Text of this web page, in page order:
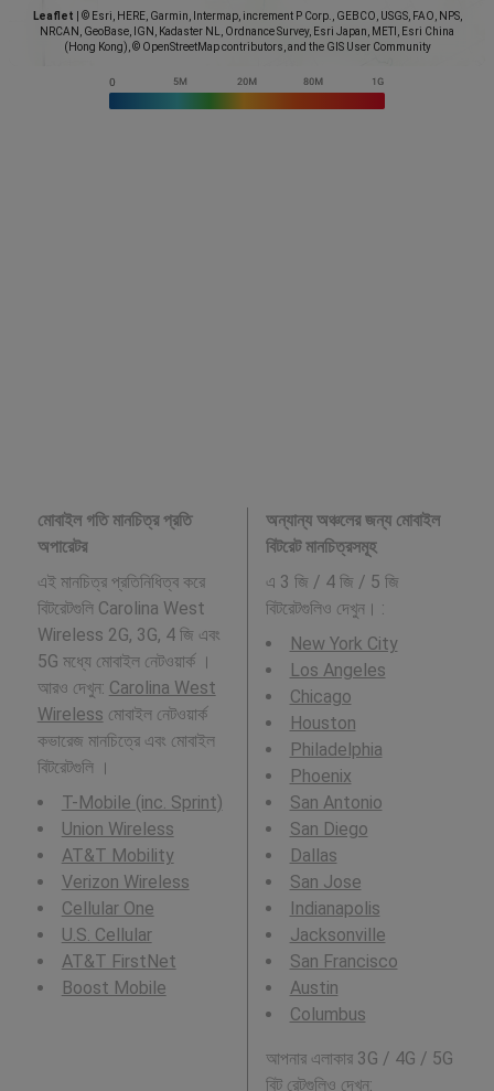
Leaflet
© Esri, HERE, Garmin, Intermap, increment P Corp., GEBCO, USGS, FAO, NPS,
NRCAN, GeoBase, IGN, Kadaster NL, Ordnance Survey, Esri Japan, METI, Esri China
(Hong Kong), © OpenStreetMap contributors, and the GIS User Community
মোবাইল গতি মানচিত্র প্রতি
অপারেটর
এই মানচিত্র প্রতিনিধিত্ব করে
বিটরেটগুলি Carolina West
Wireless 2G, 3G, 4 জি এবং
5G মধ্যে মোবাইল নেটওয়ার্ক ।
আরও দেখুন: Carolina West
Wireless মোবাইল নেটওয়ার্ক
কভারেজ মানচিত্রে এবং মোবাইল
বিটরেটগুলি ।
T-Mobile (inc. Sprint)
Union Wireless
AT&T Mobility
Verizon Wireless
Cellular One
U.S. Cellular
AT&T FirstNet
Boost Mobile
অন্যান্য অঞ্চলের জন্য মোবাইল
বিটরেট মানচিত্রসমূহ
এ 3 জি / 4 জি / 5 জি
বিটরেটগুলিও দেখুন। :
New York City
Los Angeles
Chicago
Houston
Philadelphia
Phoenix
San Antonio
San Diego
Dallas
San Jose
Indianapolis
Jacksonville
San Francisco
Austin
Columbus
আপনার এলাকার 3G / 4G / 5G
বিট রেটগুলিও দেখুন: